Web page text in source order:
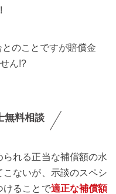
のことですが賠償金
ん!?
無料相談
れる正当な補償額の水
ないが、示談のスペシ
けることで適正な補償額